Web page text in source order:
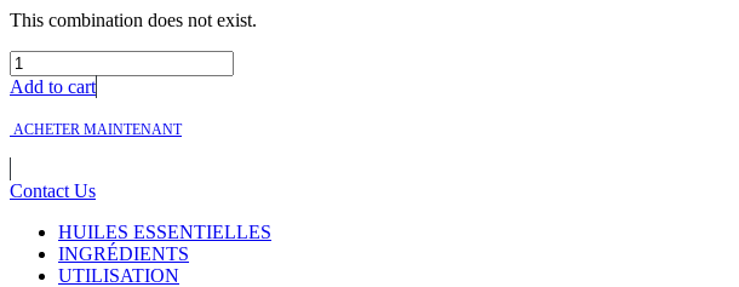
This combination does not exist.
Add to cart
ACHETER MAINTENANT
Contact Us
HUILES ESSENTIELLES
INGRÉDIENTS
UTILISATION